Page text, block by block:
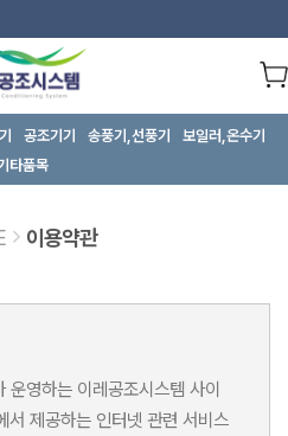
공조기기 송풍기,선풍기
보일러,온수기
타품목
이용약관
운영하는 이레공조시스템 사이
서 제공하는 인터넷 관련 서비스